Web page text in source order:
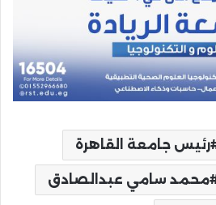
رئيس جامعة القاهرة
محمد سامي عبدالصادق